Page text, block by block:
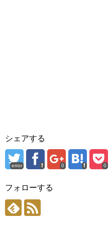
シェアする
error 0 0
フォローする